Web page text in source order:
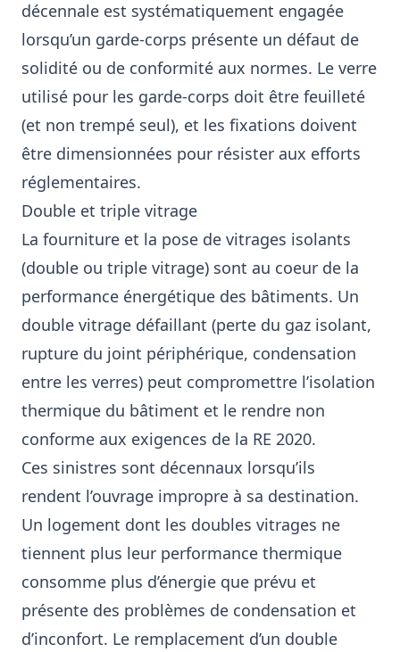
décennale est systématiquement engagée
lorsqu’un garde-corps présente un défaut de
solidité ou de conformité aux normes. Le verre
utilisé pour les garde-corps doit être feuilleté
(et non trempé seul), et les fixations doivent
être dimensionnées pour résister aux efforts
réglementaires.
Double et triple vitrage
La fourniture et la pose de vitrages isolants
(double ou triple vitrage) sont au coeur de la
performance énergétique des bâtiments. Un
double vitrage défaillant (perte du gaz isolant,
rupture du joint périphérique, condensation
entre les verres) peut compromettre l’isolation
thermique du bâtiment et le rendre non
conforme aux exigences de la RE 2020.
Ces sinistres sont décennaux lorsqu’ils
rendent l’ouvrage impropre à sa destination.
Un logement dont les doubles vitrages ne
tiennent plus leur performance thermique
consomme plus d’énergie que prévu et
présente des problèmes de condensation et
d’inconfort. Le remplacement d’un double